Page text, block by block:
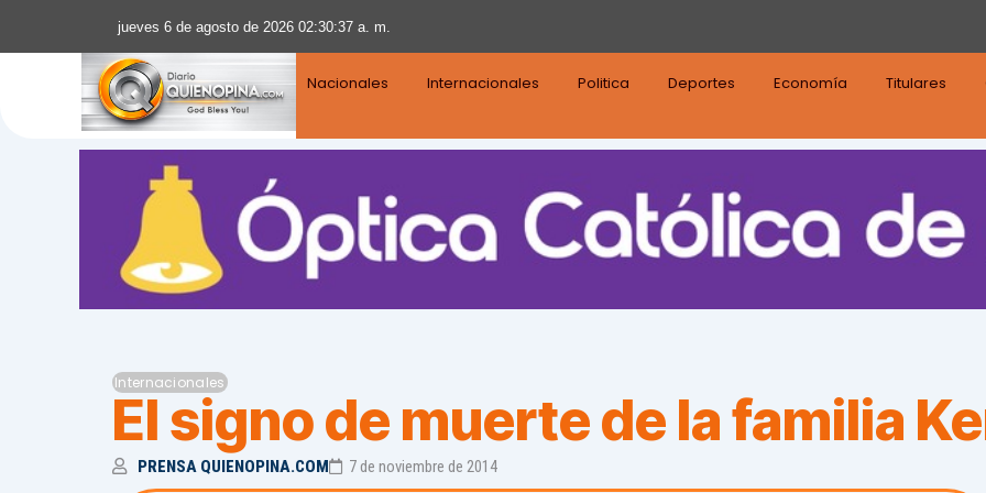
jueves 6 de agosto de 2026 02:30:39 a. m.
Nacionales Internacionales Politica Deportes Economía Titulares
Internacionales
El signo de muerte de la familia
PRENSA QUIENOPINA.COM 7 de noviembre de 2014